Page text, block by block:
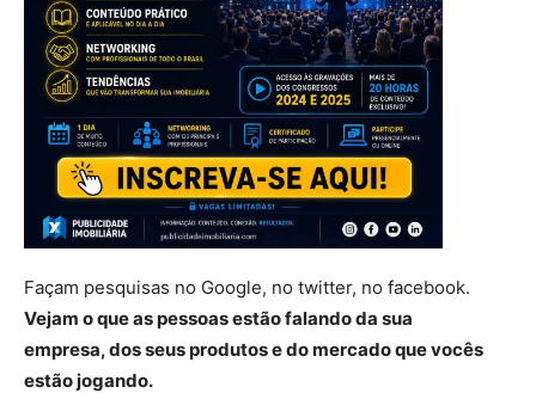
Façam pesquisas no Google, no twitter, no facebook.
Vejam o que as pessoas estão falando da sua
empresa, dosseus produtos e do mercado que vocês
estão jogando.